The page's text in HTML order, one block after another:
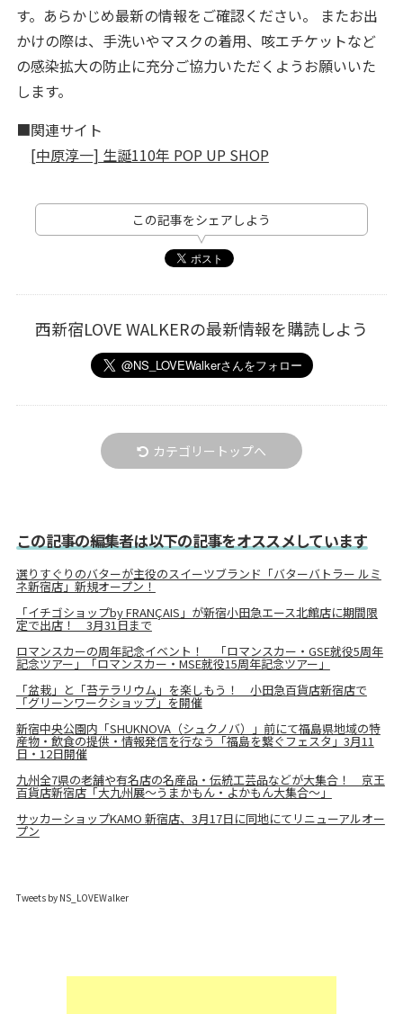
す。あらかじめ最新の情報をご確認ください。 またお出
かけの際は、手洗いやマスクの着用、咳エチケットなど
の感染拡大の防止に充分ご協力いただくようお願いいた
します。
■関連サイト
[中原淳一] 生誕110年 POP UP SHOP
この記事をシェアしよう
西新宿LOVE WALKERの最新情報を購読しよう
カテゴリートップへ
この記事の編集者は以下の記事をオススメしています
選りすぐりのバターが主役のスイーツブランド「バターバトラー ルミ
ネ新宿店」新規オープン！
「イチゴショップby FRANÇAIS」が新宿小田急エース北館店に期間限
定で出店！ 3月31日まで
ロマンスカーの周年記念イベント！ 「ロマンスカー・GSE就役5周年
記念ツアー」「ロマンスカー・MSE就役15周年記念ツアー」
「盆栽」と「苔テラリウム」を楽しもう！ 小田急百貨店新宿店で
「グリーンワークショップ」を開催
新宿中央公園内「SHUKNOVA（シュクノバ）」前にて福島県地域の特
産物・飲⻝の提供・情報発信を行なう「福島を繋ぐフェスタ」3月11
日・12日開催
九州全7県の老舗や有名店の名産品・伝統工芸品などが大集合！ 京王
百貨店新宿店「大九州展～うまかもん・よかもん大集合～」
サッカーショップKAMO 新宿店、3月17日に同地にてリニューアルオー
プン
Tweets by NS_LOVEWalker